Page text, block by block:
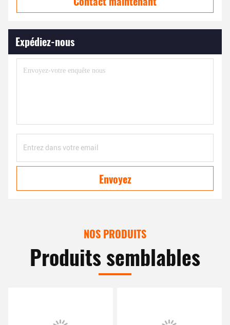
Expédiez-nous
Envoyez
NOS PRODUITS
Produits semblables